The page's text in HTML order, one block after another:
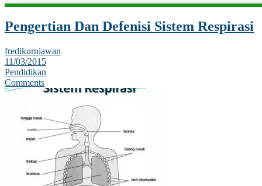
Pengertian Dan Defenisi Sistem Respirasi
fredikurniawan
11/03/2015
Pendidikan
Comments